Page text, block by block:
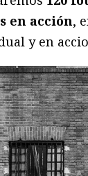
en acción,
y en